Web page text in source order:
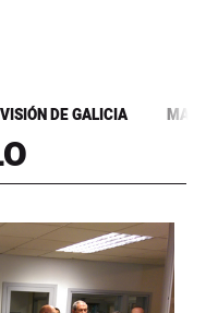
DE GALICIA